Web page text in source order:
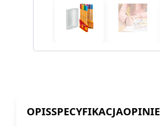
OPISSPECYFIKACJAOPINIE